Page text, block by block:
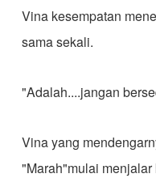
Vina kesempatan
sama sekali.
"Adalah....jangan
Vina yang
"Marah"mulai